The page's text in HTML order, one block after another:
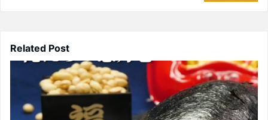
Related Post